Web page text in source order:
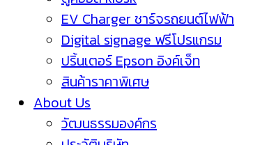
EV Charger ชาร์จรถยนต์ไฟฟ้า
Digital signage ฟรีโปรแกรม
ปริ้นเตอร์ Epson อิงค์เจ็ท
สินค้าราคาพิเศษ
About Us
วัฒนธรรมองค์กร